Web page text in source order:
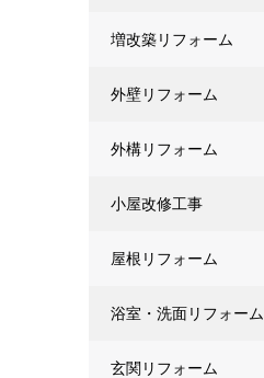
増改築リフォーム
外壁リフォーム
外構リフォーム
小屋改修工事
屋根リフォーム
浴室・洗面リフォーム
玄関リフォーム